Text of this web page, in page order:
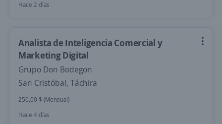
Hace 2 días
Analista de Inteligencia Comercial y
Marketing Digital
Grupo Don Bodegon
San Cristóbal, Táchira
250,00 $ (Mensual)
Hace 4 días